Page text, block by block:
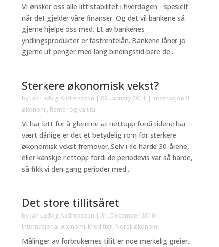
Vi ønsker oss alle litt stabilitet i hverdagen - spesielt
når det gjelder våre finanser. Og det vil bankene så
gjerne hjelpe oss med. Et av bankenes
yndlingsprodukter er fastrentelån. Bankene låner jo
gjerne ut penger med lang bindingstid bare de...
Sterkere økonomisk vekst?
by Jan Ludvig Andreassen | 03. January 2011 | Internasjonal
økonomi, Renter og valuta
Vi har lett for å glemme at nettopp fordi tidene har
vært dårlige er det et betydelig rom for sterkere
økonomisk vekst fremover. Selv i de harde 30-årene,
eller kanskje nettopp fordi de periodevis var så harde,
så fikk vi den gang perioder med...
Det store tillitsåret
by Jan Ludvig Andreassen | 31. December 2010|
Internasjonal økonomi, Kreditter, Norsk økonomi
Målinger av forbrukernes tillit er noe merkelig greier.